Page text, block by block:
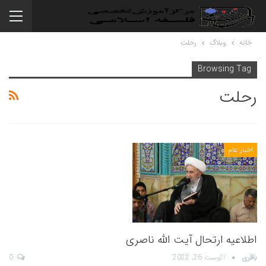
خانه وبلاگ رحلت
Browsing Tag
رحلت
اخبار عام
اطلاعیه ارتحال آیت الله ناصری
باقری آگوست 26, 2022